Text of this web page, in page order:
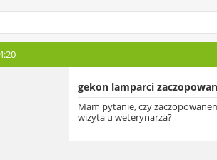
gekon lamparci
Mam pytanie, czy
wizyta u weterynarza?